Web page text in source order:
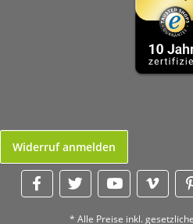
Widerruf anmelden
* Alle Preise inkl.